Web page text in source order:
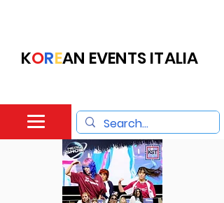
KOREAN EVENTS ITALIA